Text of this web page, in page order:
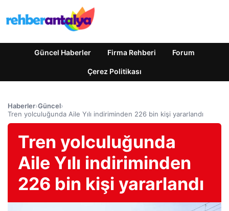
Güncel Haberler Firma Rehberi Forum
Çerez Politikası
Haberler›Güncel›
Tren yolculuğunda Aile Yılı indiriminden 226 bin kişi yararlandı
Tren yolculuğunda
Aile Yılı indiriminden
226 bin kişi yararlandı